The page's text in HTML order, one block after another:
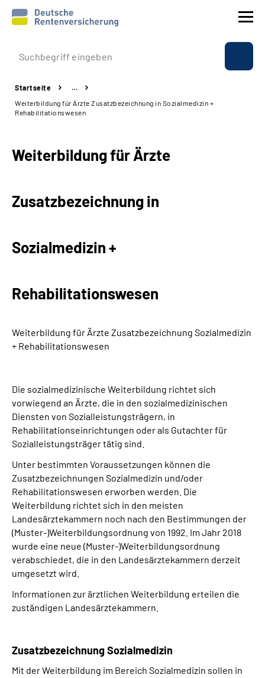
Prävention
Reha
Beratung & Kontakt
Experten
Suche
Leichte Sprache
Mein Kundenportal
Startseite
…
Weiterbildung für Ärzte Zusatzbezeichnung in Sozialmedizin +
Rehabilitationswesen
Weiterbildung für Ärzte
Zusatzbezeichnung in
Sozialmedizin +
Rehabilitationswesen
Weiterbildung für Ärzte Zusatzbezeichnung Sozialmedizin
+ Rehabilitationswesen
Die sozialmedizinische Weiterbildung richtet sich
vorwiegend an Ärzte, die in den sozialmedizinischen
Diensten von Sozialleistungsträgern, in
Rehabilitationseinrichtungen oder als Gutachter für
Sozialleistungsträger tätig sind.
Unter bestimmten Voraussetzungen können die
Zusatzbezeichnungen Sozialmedizin und/oder
Rehabilitationswesen erworben werden. Die
Weiterbildung richtet sich in den meisten
Landesärztekammern noch nach den Bestimmungen der
(Muster-)Weiterbildungsordnung von 1992. Im Jahr 2018
wurde eine neue (Muster-)Weiterbildungsordnung
verabschiedet, die in den Landesärztekammern derzeit
umgesetzt wird.
Informationen zur ärztlichen Weiterbildung erteilen die
zuständigen Landesärztekammern.
Zusatzbezeichnung Sozialmedizin
Mit der Weiterbildung im Bereich Sozialmedizin sollen in